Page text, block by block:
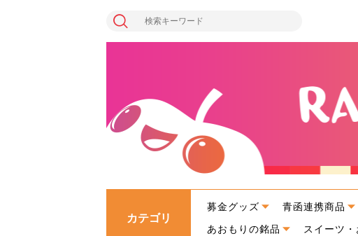
カテゴリ
募金グッズ 青函連携商品
あおもりの銘品
スイーツ